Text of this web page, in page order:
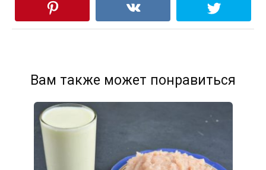
Вам также может понравиться